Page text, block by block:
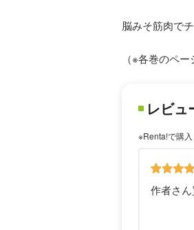
脳みそ筋肉で
（※各巻のペ
レビュ
※Renta!で購
作者さ